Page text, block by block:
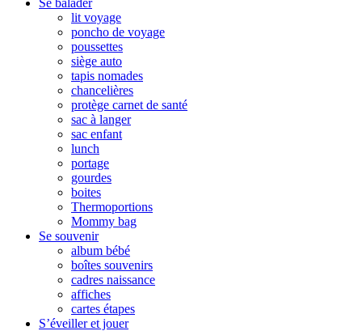
Se balader
lit voyage
poncho de voyage
poussettes
siège auto
tapis nomades
chancelières
protège carnet de santé
sac à langer
sac enfant
lunch
portage
gourdes
boites
Thermoportions
Mommy bag
Se souvenir
album bébé
boîtes souvenirs
cadres naissance
affiches
cartes étapes
S’éveiller et jouer